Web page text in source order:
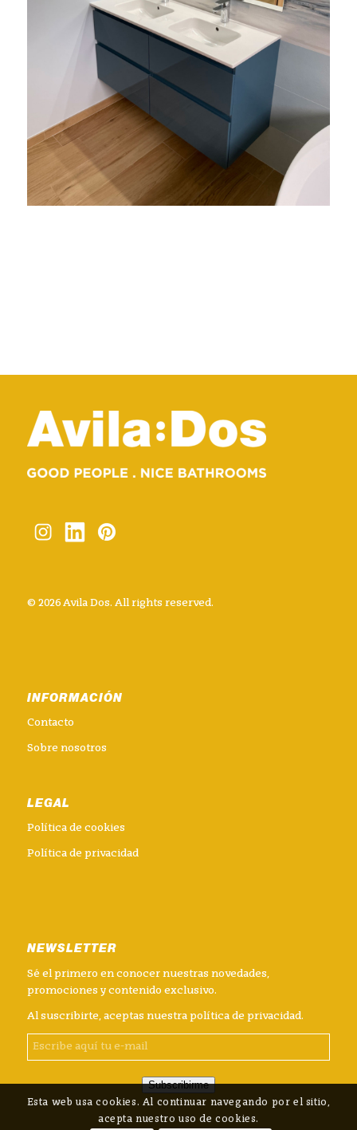
© 2026 Avila Dos. All rights reserved.
INFORMACIÓN
Contacto
Sobre nosotros
LEGAL
Política de cookies
Política de privacidad
NEWSLETTER
Sé el primero en conocer nuestras novedades,
promociones y contenido exclusivo.
Al suscribirte, aceptas nuestra política de privacidad.
Subscribirme
Esta web usa cookies. Al continuar navegando por el sitio,
acepta nuestro uso de cookies.